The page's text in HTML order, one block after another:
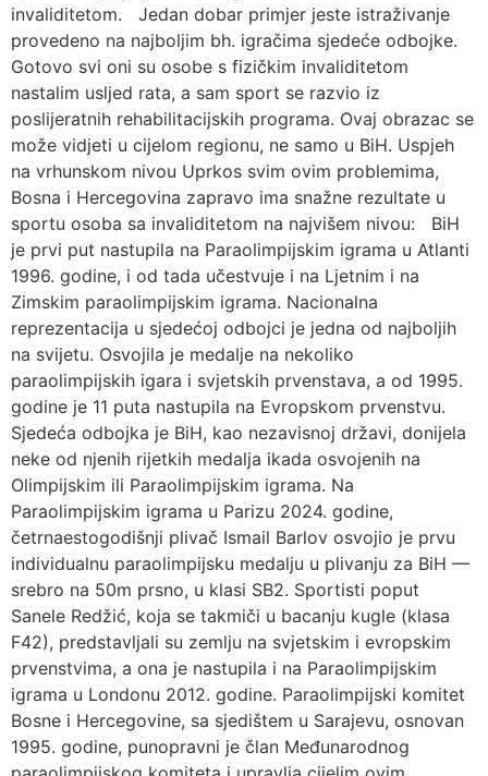
invaliditetom. Jedan dobar primjer jeste istraživanje
provedeno na najboljim bh. igračima sjedeće odbojke.
Gotovo svi oni su osobe s fizičkim invaliditetom
nastalim usljed rata, a sam sport se razvio iz
poslijeratnih rehabilitacijskih programa. Ovaj obrazac se
može vidjeti u cijelom regionu, ne samo u BiH. Uspjeh
na vrhunskom nivou Uprkos svim ovim problemima,
Bosna i Hercegovina zapravo ima snažne rezultate u
sportu osoba sa invaliditetom na najvišem nivou: BiH
je prvi put nastupila na Paraolimpijskim igrama u Atlanti
1996. godine, i od tada učestvuje i na Ljetnim i na
Zimskim paraolimpijskim igrama. Nacionalna
reprezentacija u sjedećoj odbojci je jedna od najboljih
na svijetu. Osvojila je medalje na nekoliko
paraolimpijskih igara i svjetskih prvenstava, a od 1995.
godine je 11 puta nastupila na Evropskom prvenstvu.
Sjedeća odbojka je BiH, kao nezavisnoj državi, donijela
neke od njenih rijetkih medalja ikada osvojenih na
Olimpijskim ili Paraolimpijskim igrama. Na
Paraolimpijskim igrama u Parizu 2024. godine,
četrnaestogodišnji plivač Ismail Barlov osvojio je prvu
individualnu paraolimpijsku medalju u plivanju za BiH —
srebro na 50m prsno, u klasi SB2. Sportisti poput
Sanele Redžić, koja se takmiči u bacanju kugle (klasa
F42), predstavljali su zemlju na svjetskim i evropskim
prvenstvima, a ona je nastupila i na Paraolimpijskim
igrama u Londonu 2012. godine. Paraolimpijski komitet
Bosne i Hercegovine, sa sjedištem u Sarajevu, osnovan
1995. godine, punopravni je član Međunarodnog